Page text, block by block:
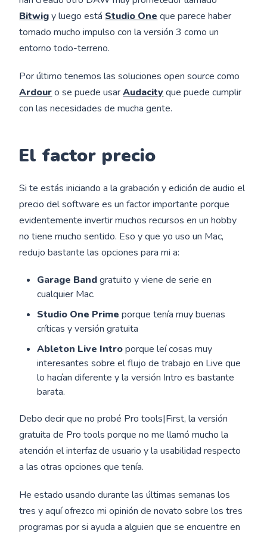
Bitwigy luego está Studio One que parece haber
tomado mucho impulso con la versión 3 como un
entorno todo-terreno.
Por último tenemos las soluciones open source como
Ardouro se puede usarAudacity que puede cumplir
con las necesidades de mucha gente.
El factor precio
Si te estás iniciando a la grabación y edición de audio el
precio del software es un factor importante porque
evidentemente invertir muchos recursos en un hobby
no tiene mucho sentido. Eso y que yo uso un Mac,
redujo bastante las opciones para mi a:
Garage Bandgratuito y viene de serie en
cualquier Mac.
Studio One Prime porque tenía muy buenas
críticas y versión gratuita
Ableton Live Introporque leí cosas muy
interesantes sobre el flujo de trabajo en Live que
lo hacían diferente y la versión Intro es bastante
barata.
Debo decir que no probé Pro tools|First, la versión
gratuita de Pro tools porque no me llamó mucho la
atención el interfaz de usuario y la usabilidad respecto
a las otras opciones que tenía.
He estado usando durante las últimas semanas los
tres y aquí ofrezco mi opinión de novato sobre los tres
programas por si ayuda a alguien que se encuentre en